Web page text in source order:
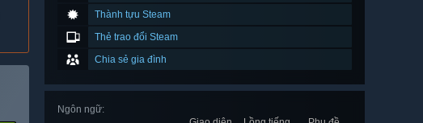
Thành tựu Steam
Thẻ trao đổi Steam
Chia sẻ gia đình
Ngôn ngữ: